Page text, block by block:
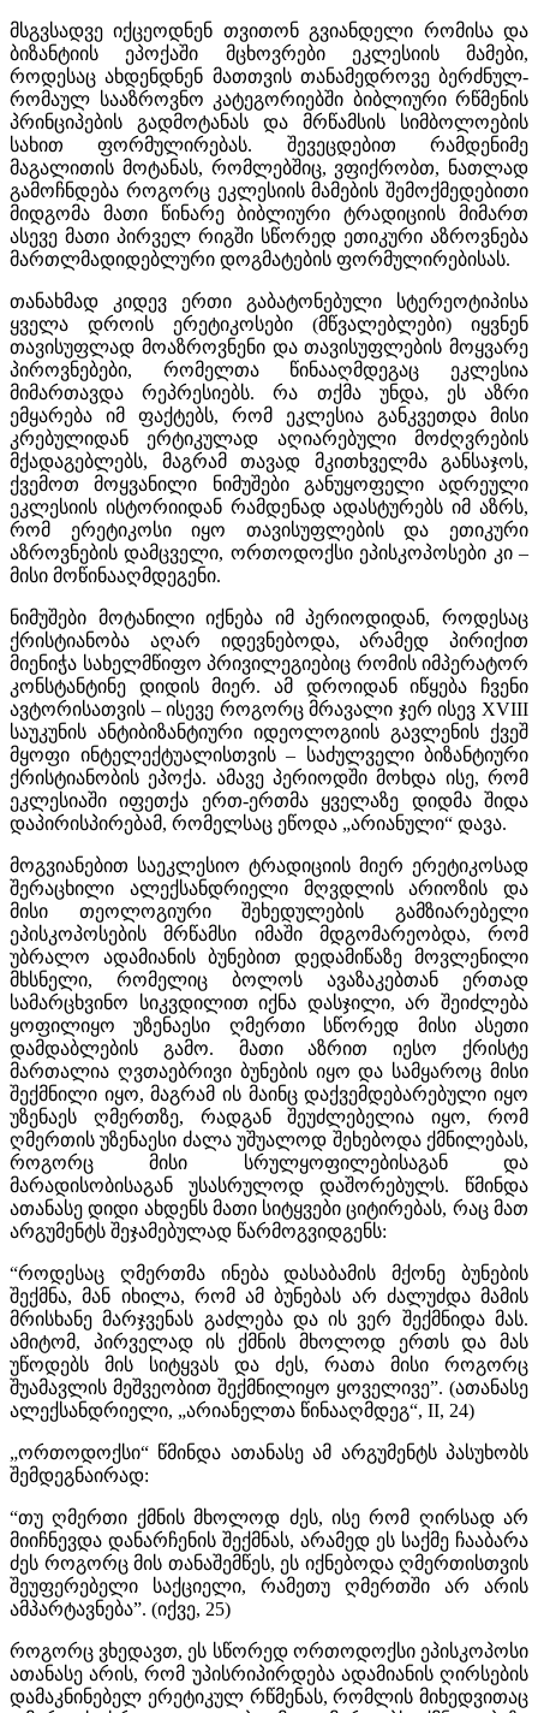
მსგვსადვე იქცეოდნენ თვითონ გვიანდელი რომისა და
ბიზანტიის ეპოქაში მცხოვრები ეკლესიის მამები,
როდესაც ახდენდნენ მათთვის თანამედროვე ბერძნულ-
რომაულ სააზროვნო კატეგორიებში ბიბლიური რწმენის
პრინციპების გადმოტანას და მრწამსის სიმბოლოების
სახით ფორმულირებას. შევეცდებით რამდენიმე
მაგალითის მოტანას, რომლებშიც, ვფიქრობთ, ნათლად
გამოჩნდება როგორც ეკლესიის მამების შემოქმედებითი
მიდგომა მათი წინარე ბიბლიური ტრადიციის მიმართ
ასევე მათი პირველ რიგში სწორედ ეთიკური აზროვნება
მართლმადიდებლური დოგმატების ფორმულირებისას.
თანახმად კიდევ ერთი გაბატონებული სტერეოტიპისა
ყველა დროის ერეტიკოსები (მწვალებლები) იყვნენ
თავისუფლად მოაზროვნენი და თავისუფლების მოყვარე
პიროვნებები, რომელთა წინააღმდეგაც ეკლესია
მიმართავდა რეპრესიებს. რა თქმა უნდა, ეს აზრი
ემყარება იმ ფაქტებს, რომ ეკლესია განკვეთდა მისი
კრებულიდან ერტიკულად აღიარებული მოძღვრების
მქადაგებლებს, მაგრამ თავად მკითხველმა განსაჯოს,
ქვემოთ მოყვანილი ნიმუშები განუყოფელი ადრეული
ეკლესიის ისტორიიდან რამდენად ადასტურებს იმ აზრს,
რომ ერეტიკოსი იყო თავისუფლების და ეთიკური
აზროვნების დამცველი, ორთოდოქსი ეპისკოპოსები კი –
მისი მოწინააღმდეგენი.
ნიმუშები მოტანილი იქნება იმ პერიოდიდან, როდესაც
ქრისტიანობა აღარ იდევნებოდა, არამედ პირიქით
მიენიჭა სახელმწიფო პრივილეგიებიც რომის იმპერატორ
კონსტანტინე დიდის მიერ. ამ დროიდან იწყება ჩვენი
ავტორისათვის – ისევე როგორც მრავალი ჯერ ისევ XVIII
საუკუნის ანტიბიზანტიური იდეოლოგიის გავლენის ქვეშ
მყოფი ინტელექტუალისთვის – საძულველი ბიზანტიური
ქრისტიანობის ეპოქა. ამავე პერიოდში მოხდა ისე, რომ
ეკლესიაში იფეთქა ერთ-ერთმა ყველაზე დიდმა შიდა
დაპირისპირებამ, რომელსაც ეწოდა „არიანული“ დავა.
მოგვიანებით საეკლესიო ტრადიციის მიერ ერეტიკოსად
შერაცხილი ალექსანდრიელი მღვდლის არიოზის და
მისი თეოლოგიური შეხედულების გამზიარებელი
ეპისკოპოსების მრწამსი იმაში მდგომარეობდა, რომ
უბრალო ადამიანის ბუნებით დედამიწაზე მოვლენილი
მხსნელი, რომელიც ბოლოს ავაზაკებთან ერთად
სამარცხვინო სიკვდილით იქნა დასჯილი, არ შეიძლება
ყოფილიყო უზენაესი ღმერთი სწორედ მისი ასეთი
დამდაბლების გამო. მათი აზრით იესო ქრისტე
მართალია ღვთაებრივი ბუნების იყო და სამყაროც მისი
შექმნილი იყო, მაგრამ ის მაინც დაქვემდებარებული იყო
უზენაეს ღმერთზე, რადგან შეუძლებელია იყო, რომ
ღმერთის უზენაესი ძალა უშუალოდ შეხებოდა ქმნილებას,
როგორც მისი სრულყოფილებისაგან და
მარადისობისაგან უსასრულოდ დაშორებულს. წმინდა
ათანასე დიდი ახდენს მათი სიტყვები ციტირებას, რაც მათ
არგუმენტს შეჯამებულად წარმოგვიდგენს:
“როდესაც ღმერთმა ინება დასაბამის მქონე ბუნების
შექმნა, მან იხილა, რომ ამ ბუნებას არ ძალუძდა მამის
მრისხანე მარჯვენას გაძლება და ის ვერ შექმნიდა მას.
ამიტომ, პირველად ის ქმნის მხოლოდ ერთს და მას
უწოდებს მის სიტყვას და ძეს, რათა მისი როგორც
შუამავლის მეშვეობით შექმნილიყო ყოველივე”. (ათანასე
ალექსანდრიელი, „არიანელთა წინააღმდეგ“, II, 24)
„ორთოდოქსი“ წმინდა ათანასე ამ არგუმენტს პასუხობს
შემდეგნაირად:
“თუ ღმერთი ქმნის მხოლოდ ძეს, ისე რომ ღირსად არ
მიიჩნევდა დანარჩენის შექმნას, არამედ ეს საქმე ჩააბარა
ძეს როგორც მის თანაშემწეს, ეს იქნებოდა ღმერთისთვის
შეუფერებელი საქციელი, რამეთუ ღმერთში არ არის
ამპარტავნება”. (იქვე, 25)
როგორც ვხედავთ, ეს სწორედ ორთოდოქსი ეპისკოპოსი
ათანასე არის, რომ უპისრიპირდება ადამიანის ღირსების
დამაკნინებელ ერეტიკულ რწმენას, რომლის მიხედვითაც